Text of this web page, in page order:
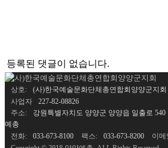
등록된 댓글이 없습니다.
상호: (사)한국예술문화단체총연합회양양군지회
사업자
227-82-08826
주소:
강원특별자치도 양양군 양양읍 일출로
예총
전화:
033-673-8100 팩스: 033-673-8200 이메